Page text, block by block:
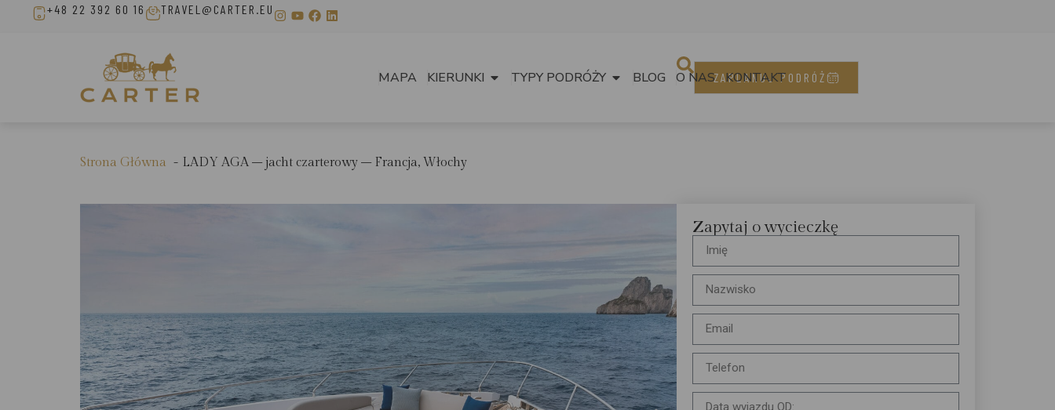
+48 22 392 60 16 TRAVEL@CARTER.EU
MAPA KIERUNKI TYPY PODRÓŻY BLOG O NAS KONTAKT
ZAPLANUJ PODRÓŻ
Strona Główna LADY AGA – jacht czarterowy – Francja, Włochy
Zapytaj o wycieczkę